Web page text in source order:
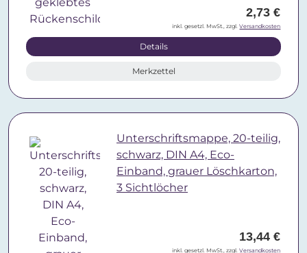
2,73 €
inkl. gesetzl. MwSt., zzgl.Versandkosten
Details
Merkzettel
Unterschriftsmappe, 20-teilig,
schwarz, DIN A4, Eco-
Einband, grauer Löschkarton,
3 Sichtlöcher
13,44 €
inkl. gesetzl. MwSt., zzgl.Versandkosten